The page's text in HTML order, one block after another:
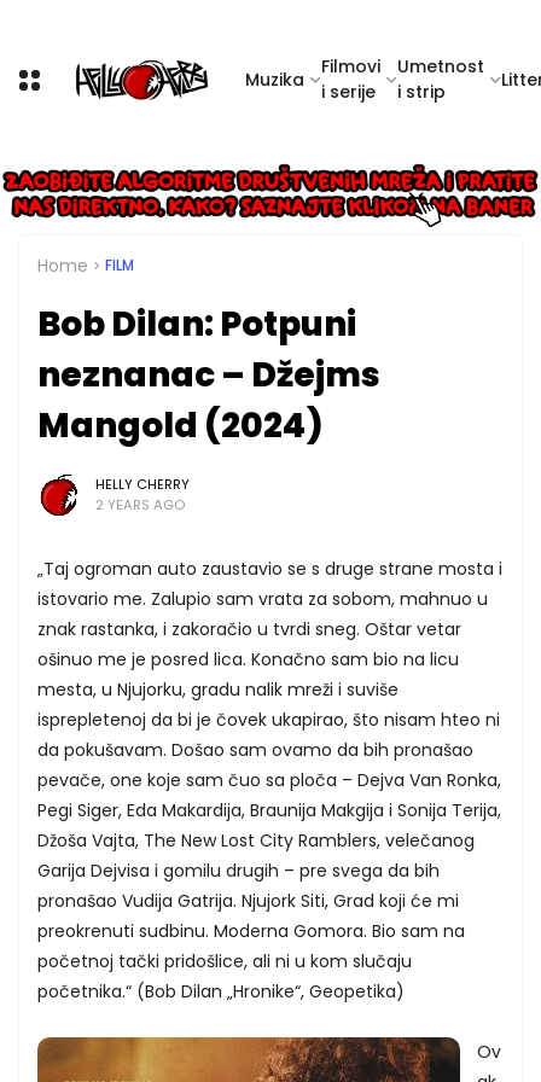
Muzika
Filmovi
i serije
Umetnost
i strip
Home FILM
Bob Dilan: Potpuni
neznanac – Džejms
Mangold (2024)
HELLY CHERRY
2 YEARS AGO
„Taj ogroman auto zaustavio se s druge strane mosta i
istovario me. Zalupio sam vrata za sobom, mahnuo u
znak rastanka, i zakoračio u tvrdi sneg. Oštar vetar
ošinuo me je posred lica. Konačno sam bio na licu
mesta, u Njujorku, gradu nalik mreži i suviše
isprepletenoj da bi je čovek ukapirao, što nisam hteo ni
da pokušavam. Došao sam ovamo da bih pronašao
pevače, one koje sam čuo sa ploča – Dejva Van Ronka,
Pegi Siger, Eda Makardija, Braunija Makgija i Sonija Terija,
Džoša Vajta, The New Lost City Ramblers, velečanog
Garija Dejvisa i gomilu drugih – pre svega da bih
pronašao Vudija Gatrija. Njujork Siti, Grad koji će mi
preokrenuti sudbinu. Moderna Gomora. Bio sam na
početnoj tački pridošlice, ali ni u kom slučaju
početnika.“ (Bob Dilan „Hronike“, Geopetika)
Ov